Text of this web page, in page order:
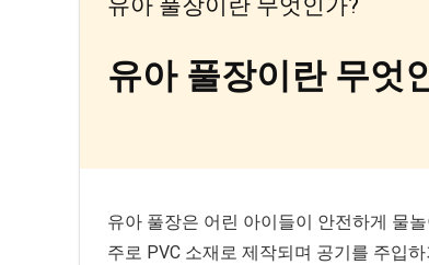
유아 풀장이란 무엇인가?
유아 풀장이란 무엇
유아 풀장은 어린 아이들이 안전하게 물
주로 PVC 소재로 제작되며 공기를 주입